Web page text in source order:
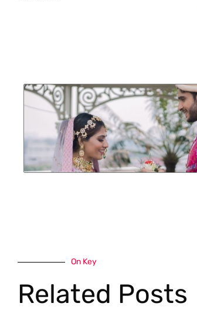
On Key
Related Posts